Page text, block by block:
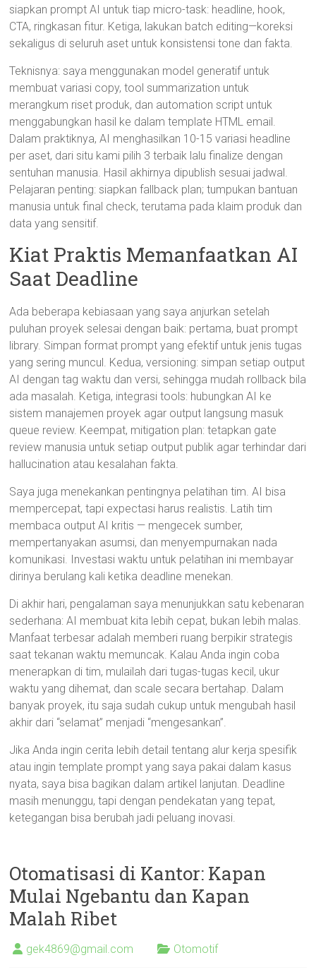
siapkan prompt AI untuk tiap micro-task: headline, hook,
CTA, ringkasan fitur. Ketiga, lakukan batch editing—koreksi
sekaligus di seluruh aset untuk konsistensi tone dan fakta.
Teknisnya: saya menggunakan model generatif untuk
membuat variasi copy, tool summarization untuk
merangkum riset produk, dan automation script untuk
menggabungkan hasil ke dalam template HTML email.
Dalam praktiknya, AI menghasilkan 10-15 variasi headline
per aset, dari situ kami pilih 3 terbaik lalu finalize dengan
sentuhan manusia. Hasil akhirnya dipublish sesuai jadwal.
Pelajaran penting: siapkan fallback plan; tumpukan bantuan
manusia untuk final check, terutama pada klaim produk dan
data yang sensitif.
Kiat Praktis Memanfaatkan AI
Saat Deadline
Ada beberapa kebiasaan yang saya anjurkan setelah
puluhan proyek selesai dengan baik: pertama, buat prompt
library. Simpan format prompt yang efektif untuk jenis tugas
yang sering muncul. Kedua, versioning: simpan setiap output
AI dengan tag waktu dan versi, sehingga mudah rollback bila
ada masalah. Ketiga, integrasi tools: hubungkan AI ke
sistem manajemen proyek agar output langsung masuk
queue review. Keempat, mitigation plan: tetapkan gate
review manusia untuk setiap output publik agar terhindar dari
hallucination atau kesalahan fakta.
Saya juga menekankan pentingnya pelatihan tim. AI bisa
mempercepat, tapi expectasi harus realistis. Latih tim
membaca output AI kritis — mengecek sumber,
mempertanyakan asumsi, dan menyempurnakan nada
komunikasi. Investasi waktu untuk pelatihan ini membayar
dirinya berulang kali ketika deadline menekan.
Di akhir hari, pengalaman saya menunjukkan satu kebenaran
sederhana: AI membuat kita lebih cepat, bukan lebih malas.
Manfaat terbesar adalah memberi ruang berpikir strategis
saat tekanan waktu memuncak. Kalau Anda ingin coba
menerapkan di tim, mulailah dari tugas-tugas kecil, ukur
waktu yang dihemat, dan scale secara bertahap. Dalam
banyak proyek, itu saja sudah cukup untuk mengubah hasil
akhir dari “selamat” menjadi “mengesankan”.
Jika Anda ingin cerita lebih detail tentang alur kerja spesifik
atau ingin template prompt yang saya pakai dalam kasus
nyata, saya bisa bagikan dalam artikel lanjutan. Deadline
masih menunggu, tapi dengan pendekatan yang tepat,
ketegangan bisa berubah jadi peluang inovasi.
Otomatisasi di Kantor: Kapan
Mulai Ngebantu dan Kapan
Malah Ribet
gek4869@gmail.com Otomotif